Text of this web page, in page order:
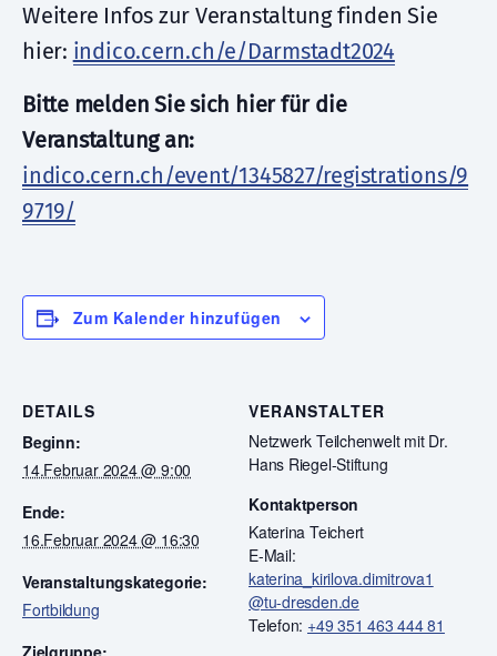
Weitere Infos zur Veranstaltung finden Sie
hier: indico.cern.ch/e/Darmstadt2024
Bitte melden Sie sich hier für die
Veranstaltung an:
indico.cern.ch/event/1345827/registrations/9
9719/
Zum Kalender hinzufügen
DETAILS
Beginn:
14.Februar 2024 @ 9:00
Ende:
16.Februar 2024 @ 16:30
Veranstaltungskategorie:
Fortbildung
Zielgruppe:
VERANSTALTER
Netzwerk Teilchenwelt mit Dr.
Hans Riegel-Stiftung
Kontaktperson
Katerina Teichert
E-Mail:
katerina_kirilova.dimitrova1
@tu-dresden.de
Telefon: +49 351 463 444 81